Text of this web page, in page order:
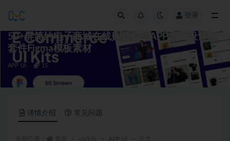
登录
50+屏简约电子商城在线购物软件APP界面设计UI
套件Figma模板素材
APP UI 15
详情介绍 常见问题